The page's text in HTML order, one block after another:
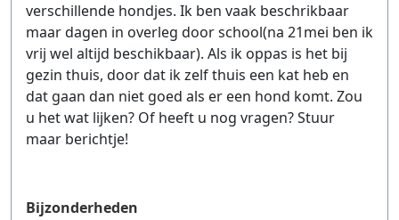
verschillende hondjes. Ik ben vaak beschrikbaar
maar dagen in overleg door school(na 21mei ben ik
vrij wel altijd beschikbaar). Als ik oppas is het bij
gezin thuis, door dat ik zelf thuis een kat heb en
dat gaan dan niet goed als er een hond komt. Zou
u het wat lijken? Of heeft u nog vragen? Stuur
maar berichtje!
Bijzonderheden